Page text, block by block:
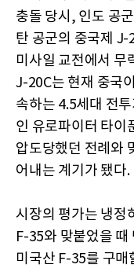
충돌 당시, 인도 공
탄 공군의 중국제 J-
미사일 교전에서 무
J-20C는 현재 중국
속하는 4.5세대 전
인 유로파이터 타이
압도당했던 전례와
어내는 계기가 됐다.
시장의 평가는 냉정
F-35와 맞붙었을 때
미국산 F-35를 구매